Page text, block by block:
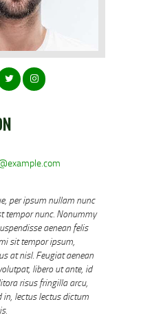
per ipsum nullam nunc
tempor nunc. Nonummy
aenean felis
sit tempor ipsum,
at nisl. Feugiat aenean
libero ut ante, id
risus fringilla arcu,
in, lectus lectus dictum